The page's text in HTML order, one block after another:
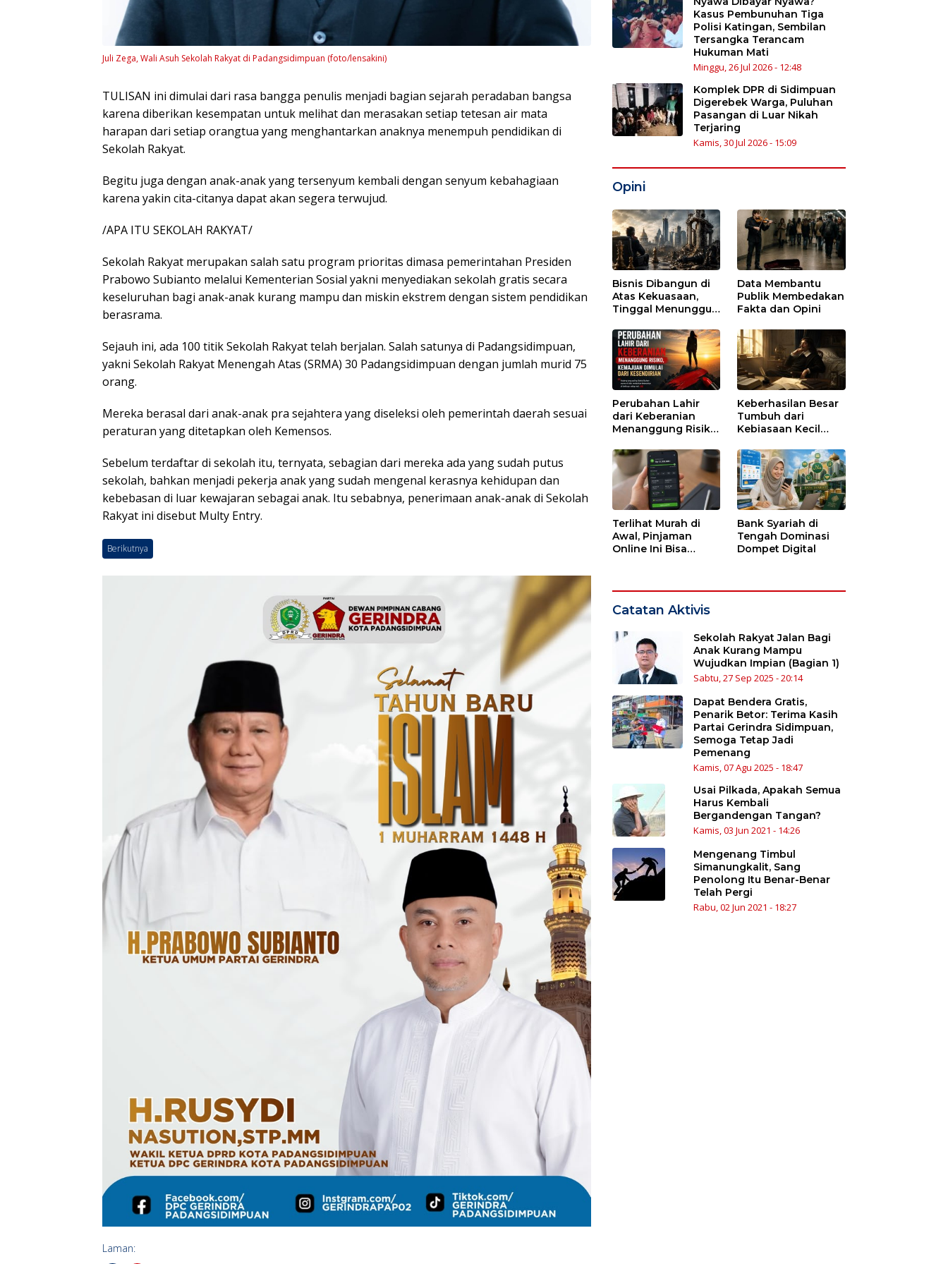
Juli Zega, Wali Asuh Sekolah Rakyat di Padangsidimpuan (foto/lensakini)
TULISAN ini dimulai dari rasa bangga penulis menjadi bagian sejarah peradaban bangsa
karena diberikan kesempatan untuk melihat dan merasakan setiap tetesan air mata
harapan dari setiap orangtua yang menghantarkan anaknya menempuh pendidikan di
Sekolah Rakyat.
Begitu juga dengan anak-anak yang tersenyum kembali dengan senyum kebahagiaan
karena yakin cita-citanya dapat akan segera terwujud.
/APA ITU SEKOLAH RAKYAT/
Sekolah Rakyat merupakan salah satu program prioritas dimasa pemerintahan Presiden
Prabowo Subianto melalui Kementerian Sosial yakni menyediakan sekolah gratis secara
keseluruhan bagi anak-anak kurang mampu dan miskin ekstrem dengan sistem pendidikan
berasrama.
Sejauh ini, ada 100 titik Sekolah Rakyat telah berjalan. Salah satunya di Padangsidimpuan,
yakni Sekolah Rakyat Menengah Atas (SRMA) 30 Padangsidimpuan dengan jumlah murid 75
orang.
Mereka berasal dari anak-anak pra sejahtera yang diseleksi oleh pemerintah daerah sesuai
peraturan yang ditetapkan oleh Kemensos.
Sebelum terdaftar di sekolah itu, ternyata, sebagian dari mereka ada yang sudah putus
sekolah, bahkan menjadi pekerja anak yang sudah mengenal kerasnya kehidupan dan
kebebasan di luar kewajaran sebagai anak. Itu sebabnya, penerimaan anak-anak di Sekolah
Rakyat ini disebut Multy Entry.
Berikutnya
Laman:
Kasus Pembunuhan Tiga
Polisi Katingan, Sembilan
Tersangka Terancam
Hukuman Mati
Minggu, 26 Jul 2026 - 12:48
Komplek DPR di Sidimpuan
Digerebek Warga, Puluhan
Pasangan di Luar Nikah
Terjaring
Kamis, 30 Jul 2026 - 15:09
Opini
Bisnis Dibangun di
Atas Kekuasaan,
Tinggal Menunggu
Data Membantu
Publik Membedakan
Fakta dan Opini
Perubahan Lahir
dari Keberanian
Menanggung Risiko,
dari Kesendirian
Keberhasilan Besar
Tumbuh dari
Kebiasaan Kecil
dengan Sabar
Terlihat Murah di
Awal, Pinjaman
Online Ini Bisa
Bank Syariah di
Tengah Dominasi
Dompet Digital
Catatan Aktivis
Sekolah Rakyat Jalan Bagi
Anak Kurang Mampu
Wujudkan Impian (Bagian 1)
Sabtu, 27 Sep 2025 - 20:14
Dapat Bendera Gratis,
Penarik Betor: Terima Kasih
Partai Gerindra Sidimpuan,
Semoga Tetap Jadi
Pemenang
Kamis, 07 Agu 2025 - 18:47
Usai Pilkada, Apakah Semua
Harus Kembali
Bergandengan Tangan?
Kamis, 03 Jun 2021 - 14:26
Mengenang Timbul
Simanungkalit, Sang
Penolong Itu Benar-Benar
Telah Pergi
Rabu, 02 Jun 2021 - 18:27